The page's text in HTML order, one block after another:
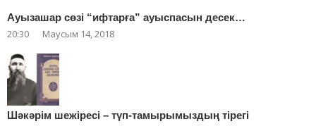
Ауызашар сөзі “ифтарға” ауыспасын десек…
20:30 Маусым 14, 2018
Шәкәрім шежіресі – түп-тамырымыздың тірегі